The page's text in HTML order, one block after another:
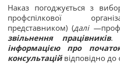
Наказ погоджується з
профспілкової
представником) (далі
звільнення працівників.
інформацією про
консультацій відповідно до